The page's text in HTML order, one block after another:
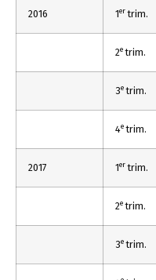
2016 1ertrim.
2etrim.
3etrim.
4etrim.
2017 1ertrim.
2etrim.
3etrim.